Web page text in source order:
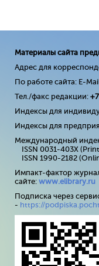
Материалы сайта
Адрес для
По работе сайта: E-
Тел./факс редакции:
Индексы для
Индексы для
Международный
ISSN 0031-403X
ISSN 1990-2182
Импакт-фактор
сайте: www.elibrary.ru
Подписка через
- https://